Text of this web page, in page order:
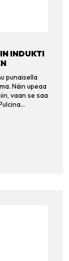
INDUKTI
punaisella
Näin upeaa
vaan se saa